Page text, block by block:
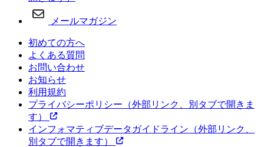
メールマガジン
初めての方へ
よくある質問
お問い合わせ
お知らせ
利用規約
プライバシーポリシー （外部リンク、別タブで開きま
す）
インフォマティブデータガイドライン （外部リンク、
別タブで開きます）